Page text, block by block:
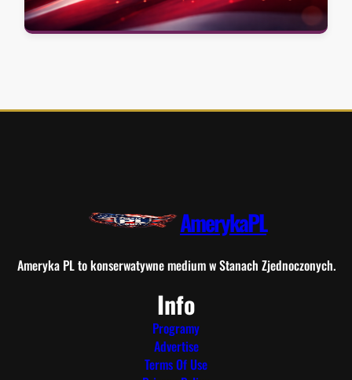
AmerykaPL
Ameryka PL to konserwatywne medium w Stanach Zjednoczonych.
Info
Programy
Advertise
Terms Of Use